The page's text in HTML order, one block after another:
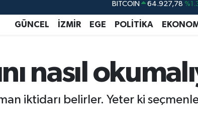
DOLAR 47,5894
EURO 55,0398 %-
BİST100 13.703
BITCOIN
GÜNCEL İZMİR EGE POLİTİKA
nasıl
iktidarı belirler. Yeter ki